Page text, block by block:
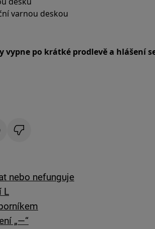
varnou deskou
vypne po krátké prodlevě a hlášení
nebo nefunguje
L
„—“